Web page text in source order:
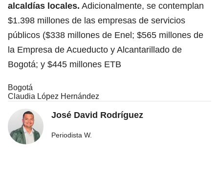
alcaldías locales. Adicionalmente, se contemplan
$1.398 millones de las empresas de servicios
públicos ($338 millones de Enel; $565 millones de
la Empresa de Acueducto y Alcantarillado de
Bogotá; y $445 millones ETB
Bogotá
Claudia López Hernández
José David Rodríguez
Periodista W.